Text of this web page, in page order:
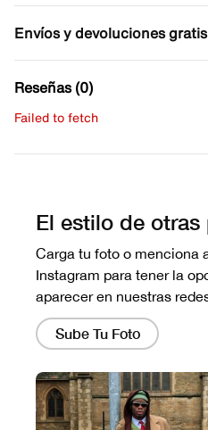
Envíos y devoluciones gratis
Reseñas (0)
Failed to fetch